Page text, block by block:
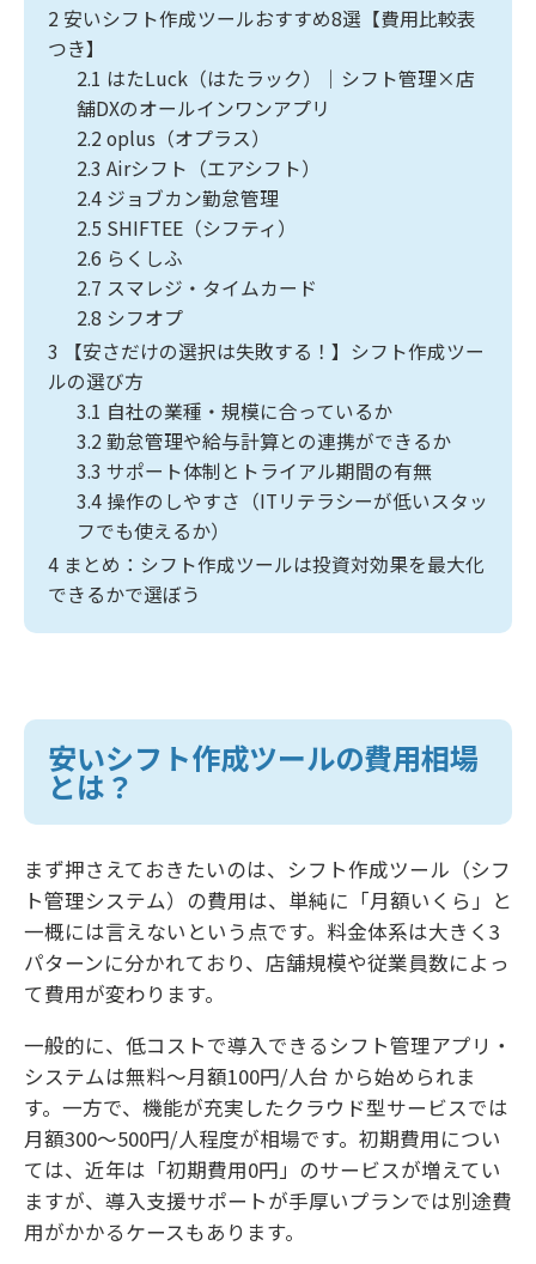
2 安いシフト作成ツールおすすめ8選【費用比較表
つき】
2.1 はたLuck（はたラック）｜シフト管理×店
舗DXのオールインワンアプリ
2.2oplus（オプラス）
2.3 Airシフト（エアシフト）
2.4ジョブカン勤怠管理
2.5 SHIFTEE（シフティ）
2.6 らくしふ
2.7 スマレジ・タイムカード
2.8 シフオプ
3 【安さだけの選択は失敗する！】シフト作成ツー
ルの選び方
3.1 自社の業種・規模に合っているか
3.2勤怠管理や給与計算との連携ができるか
3.3 サポート体制とトライアル期間の有無
3.4操作のしやすさ（ITリテラシーが低いスタッ
フでも使えるか）
4 まとめ：シフト作成ツールは投資対効果を最大化
できるかで選ぼう
安いシフト作成ツールの費用相場
とは？
まず押さえておきたいのは、シフト作成ツール（シフ
ト管理システム）の費用は、単純に「月額いくら」と
一概には言えないという点です。料金体系は大きく3
パターンに分かれており、店舗規模や従業員数によっ
て費用が変わります。
一般的に、低コストで導入できるシフト管理アプリ・
システムは無料〜月額100円/人台 から始められま
す。一方で、機能が充実したクラウド型サービスでは
月額300〜500円/人程度が相場です。初期費用につい
ては、近年は「初期費用0円」のサービスが増えてい
ますが、導入支援サポートが手厚いプランでは別途費
用がかかるケースもあります。